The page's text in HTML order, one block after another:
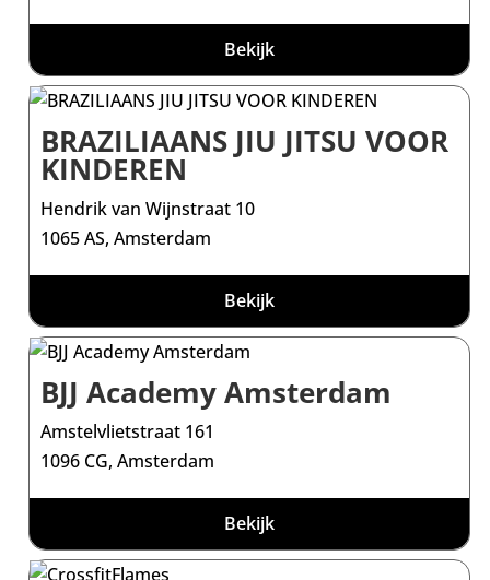
Bekijk
BRAZILIAANS JIU JITSU VOOR
KINDEREN
Hendrik van Wijnstraat 10
1065 AS, Amsterdam
Bekijk
BJJ Academy Amsterdam
Amstelvlietstraat 161
1096 CG, Amsterdam
Bekijk